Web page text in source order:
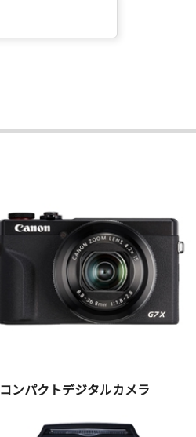
コンパクトデジタルカメラ